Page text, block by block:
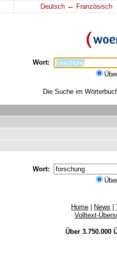
Deutsch ↔ Französisch
Wort:
Die Suche im
Wort:
Home News
Volltext-
Über 3.750.000